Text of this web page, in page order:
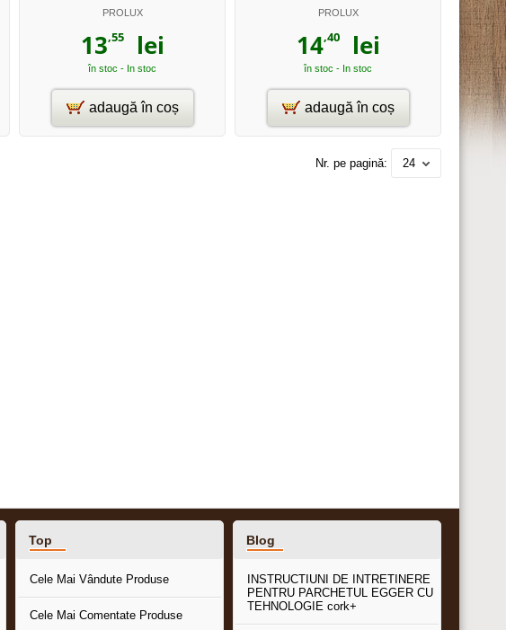
PROLUX
13,55lei
în stoc - In stoc
adaugă în coș
PROLUX
14,40lei
în stoc - In stoc
adaugă în coș
Nr. pe pagină: 24
Top
Cele Mai Vândute Produse
Cele Mai Comentate Produse
Blog
INSTRUCTIUNI DE INTRETINERE
PENTRU PARCHETUL EGGER CU
TEHNOLOGIE cork+